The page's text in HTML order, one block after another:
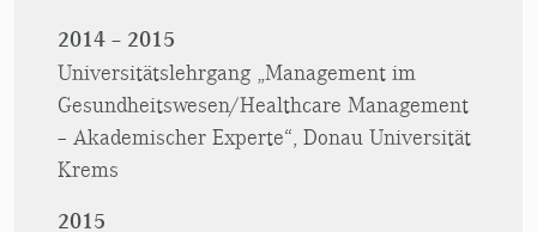
2014 – 2015
Universitätslehrgang „Management im
Gesundheitswesen/Healthcare Management
– Akademischer Experte“, Donau Universität
Krems
2015